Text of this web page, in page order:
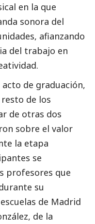
en la que
sonora del
afianzando
del trabajo en
de graduación,
de los
de otras dos
sobre el valor
la etapa
se
profesores que
su
de Madrid
de la